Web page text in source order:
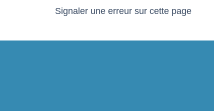
Signaler une erreur sur cette page